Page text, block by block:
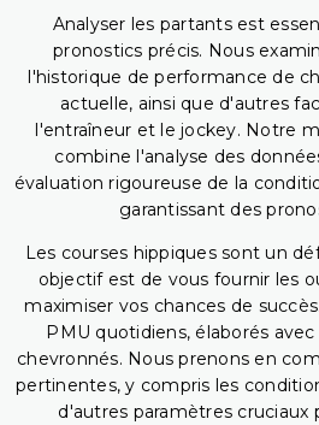
Analyser les partants est
pronostics précis. Nous
l'historique de performance de
actuelle, ainsi que d'autres
l'entraîneur et le jockey. Notre
combine l'analyse des
évaluation rigoureuse de la
garantissant des
Les courses hippiques sont un
objectif est de vous fournir les
maximiser vos chances de
PMU quotidiens, élaborés
chevronnés. Nous prenons en
pertinentes, y compris les
d'autres paramètres cruciaux